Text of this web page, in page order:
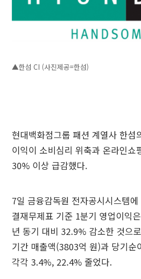
▲한섬 CI (사진제공=한섬)
현대백화점그룹 패션 계열사 한섬
이익이 소비심리 위축과 온라인쇼
30% 이상 급감했다.
7일 금융감독원 전자공시시스템
결재무제표 기준 1분기 영업이익
년 동기 대비 32.9% 감소한 것으
기간 매출액(3803억 원)과 당기순
각각 3.4%, 22.4% 줄었다.